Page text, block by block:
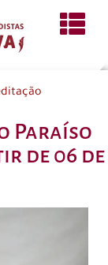
Paraíso
de 06 de